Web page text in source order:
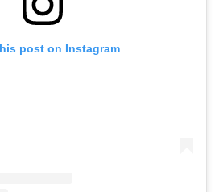
post on Instagram